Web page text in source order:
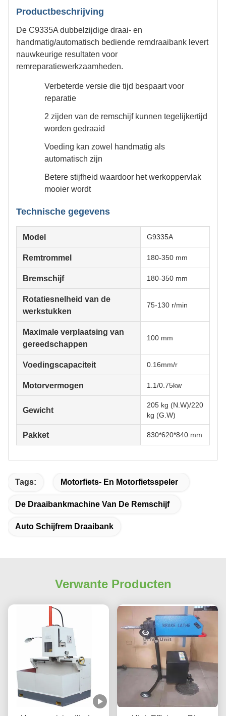
Productbeschrijving
De C9335A dubbelzijdige draai- en
handmatig/automatisch bediende remdraaibank levert
nauwkeurige resultaten voor
remreparatiewerkzaamheden.
Verbeterde versie die tijd bespaart voor
reparatie
2 zijden van de remschijf kunnen tegelijkertijd
worden gedraaid
Voeding kan zowel handmatig als
automatisch zijn
Betere stijfheid waardoor het werkoppervlak
mooier wordt
Technische gegevens
Model G9335A
Remtrommel 180-350 mm
Bremschijf 180-350 mm
Rotatiesnelheid van de
werkstukken
75-130 r/min
Maximale verplaatsing van
gereedschappen
100 mm
Voedingscapaciteit 0.16mm/r
Motorvermogen 1.1/0.75kw
Gewicht
205 kg (N.W)/220
kg (G.W)
Pakket 830*620*840 mm
Tags: Motorfiets- En Motorfietsspeler
De Draaibankmachine Van De Remschijf
Auto Schijfrem Draaibank
Verwante Producten